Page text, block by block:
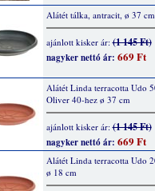
Alátét tálka, antracit, ø 37 cm
ajánlott kisker ár:(1 145 Ft)
nagyker nettó ár: 669 Ft
Alátét Linda terracotta Udo
Oliver 40-hez ø 37 cm
ajánlott kisker ár:(1 145 Ft)
nagyker nettó ár: 669 Ft
Alátét Linda terracotta Udo
ø 18 cm